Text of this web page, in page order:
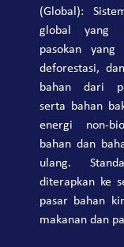
(Global):
global yang
pasokan yang
deforestasi,
bahan dari
serta bahan
energi non-
bahan dan
ulang.
diterapkan ke
pasar bahan
makanan dan